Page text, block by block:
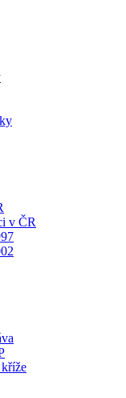
v ČR